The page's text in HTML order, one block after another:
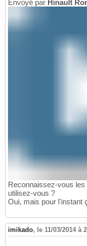
Envoyé par Hinault
Reconnaissez-vous
utilisez-vous ?
Oui, mais pour l'instant
imikado, le 11/03/2014 à